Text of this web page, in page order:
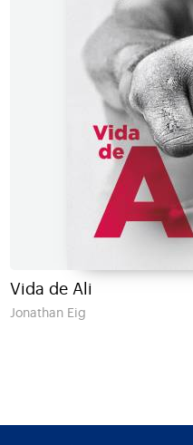
Vida de Ali
Jonathan Eig